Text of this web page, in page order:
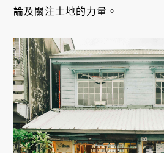
論及關注土地的力量。